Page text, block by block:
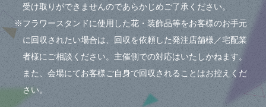
受け取りができませんのであらかじめご了承ください。
※フラワースタンドに使用した花・装飾品等をお客様のお手元
に回収されたい場合は、回収を依頼した発注店舗様／宅配業
者様にご相談ください。主催側での対応はいたしかねます。
また、会場にてお客様ご自身で回収されることはお控えくだ
さい。